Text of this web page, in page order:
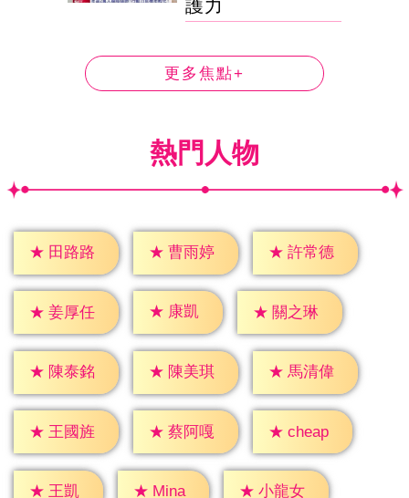
護力
更多焦點+
熱門人物
★ 田路路 ★ 曹雨婷 ★ 許常德
★ 姜厚任 ★ 康凱 ★ 關之琳
★ 陳泰銘 ★ 陳美琪 ★ 馬清偉
★ 王國旌 ★ 蔡阿嘎 ★ cheap
★ 王凱 ★ Mina ★ 小龍女